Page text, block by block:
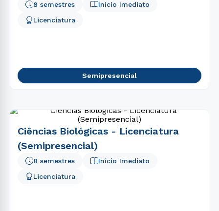
8 semestres
Início Imediato
Licenciatura
Semipresencial
Ciências Biológicas - Licenciatura
(Semipresencial)
8 semestres
Início Imediato
Licenciatura